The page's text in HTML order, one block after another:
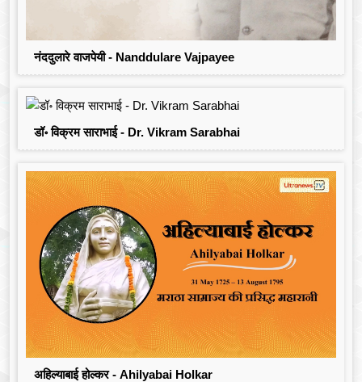
नंददुलारे वाजपेयी - Nanddulare Vajpayee
डॉ॰ विक्रम साराभाई - Dr. Vikram Sarabhai
अहिल्याबाई होल्कर - Ahilyabai Holkar